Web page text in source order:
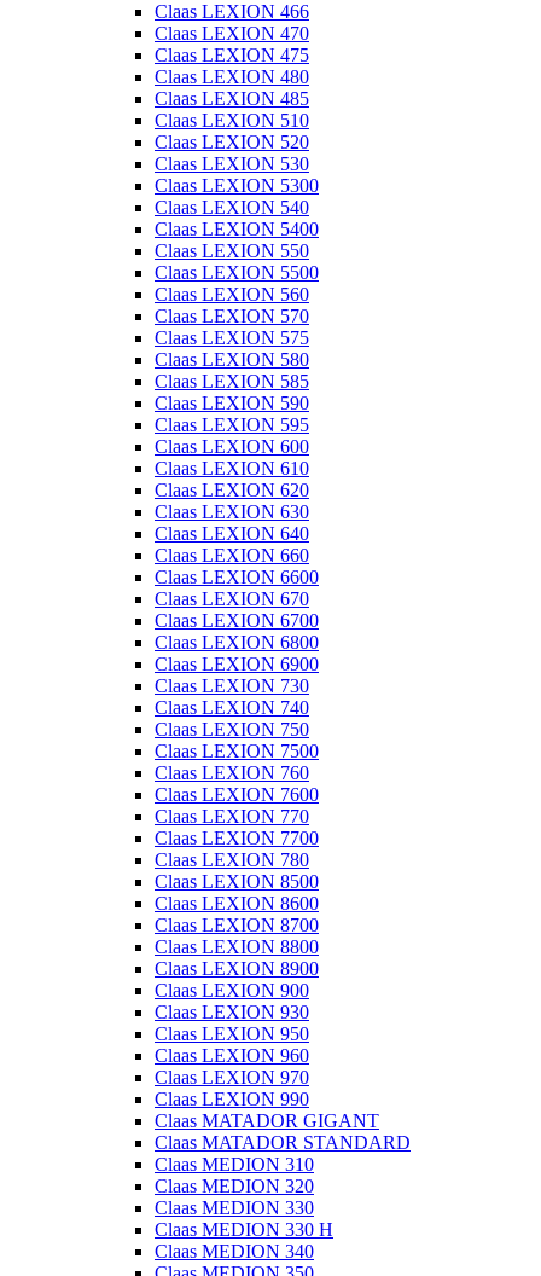
Claas LEXION 466
Claas LEXION 470
Claas LEXION 475
Claas LEXION 480
Claas LEXION 485
Claas LEXION 510
Claas LEXION 520
Claas LEXION 530
Claas LEXION 5300
Claas LEXION 540
Claas LEXION 5400
Claas LEXION 550
Claas LEXION 5500
Claas LEXION 560
Claas LEXION 570
Claas LEXION 575
Claas LEXION 580
Claas LEXION 585
Claas LEXION 590
Claas LEXION 595
Claas LEXION 600
Claas LEXION 610
Claas LEXION 620
Claas LEXION 630
Claas LEXION 640
Claas LEXION 660
Claas LEXION 6600
Claas LEXION 670
Claas LEXION 6700
Claas LEXION 6800
Claas LEXION 6900
Claas LEXION 730
Claas LEXION 740
Claas LEXION 750
Claas LEXION 7500
Claas LEXION 760
Claas LEXION 7600
Claas LEXION 770
Claas LEXION 7700
Claas LEXION 780
Claas LEXION 8500
Claas LEXION 8600
Claas LEXION 8700
Claas LEXION 8800
Claas LEXION 8900
Claas LEXION 900
Claas LEXION 930
Claas LEXION 950
Claas LEXION 960
Claas LEXION 970
Claas LEXION 990
Claas MATADOR GIGANT
Claas MATADOR STANDARD
Claas MEDION 310
Claas MEDION 320
Claas MEDION 330
Claas MEDION 330 H
Claas MEDION 340